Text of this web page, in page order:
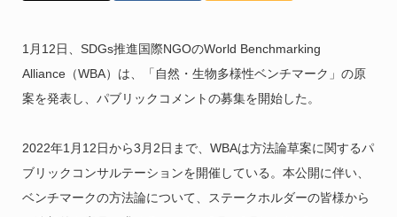
1月12日、SDGs推進国際NGOのWorld Benchmarking
Alliance（WBA）は、「自然・生物多様性ベンチマーク」の原
案を発表し、パブリックコメントの募集を開始した。
2022年1月12日から3月2日まで、WBAは方法論草案に関するパ
ブリックコンサルテーションを開催している。本公開に伴い、
ベンチマークの方法論について、ステークホルダーの皆様から